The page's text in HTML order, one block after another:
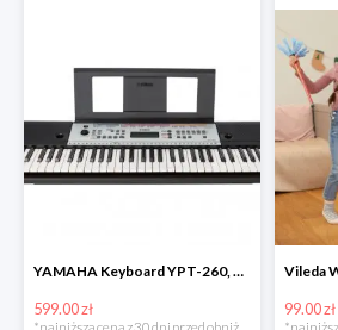
YAMAHA Keyboard YPT-260, 61 klawiszy
599.00 zł 99.00 zł